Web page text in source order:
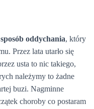
oddychania, który
Przez lata utarło się
usta to nic takiego,
należymy to żadne
buzi. Nagminne
choroby co postaram